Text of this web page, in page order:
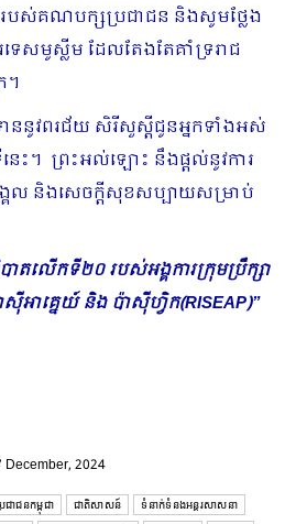
របស់គណបក្សប្រជាជន និងសូមថ្លែង
សមូស្លីម ដែលតែងតែគាំទ្ររាជ
។
ននូវពរជ័យ សិរីសួស្តីជូនអ្នកទាំងអស់
េះ។ ព្រះអល់ឡោះ នឹងផ្តល់នូវការ​
គល និងសេចក្តីសុខសប្បាយសម្រាប់
ាតលើកទី២០ របស់អង្គការក្រុមប្រឹក្សា
ស៊ីអាគ្នេយ៍ និង ប៉ាស៊ីហ្វិក(RISEAP)”
December, 2024
ាជនកម្ពុជា ជាតិសាសន៍ ទំនាក់ទំនងអន្តរសាសនា